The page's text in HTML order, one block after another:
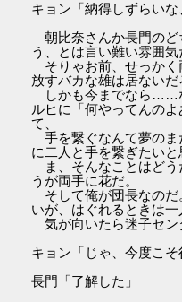
キョン「納得しずらいな
朝比奈さんか長門のど
う、とは言い難い雰囲気
そりゃお前、せっかく
放すバカな雄は居ないだ
しかも今までなら……
ルヒに「何やってんの
て、
手を繋ぐなんて夢のま
に二人と手を繋ぎたいと
ま、そんなことはどう
うが両手に花だ。
そして俺が団長なのだ
いが、はぐれるときは一
気が向いたら迷子セン
キョン「じゃ、今度こそ
長門「了解した」